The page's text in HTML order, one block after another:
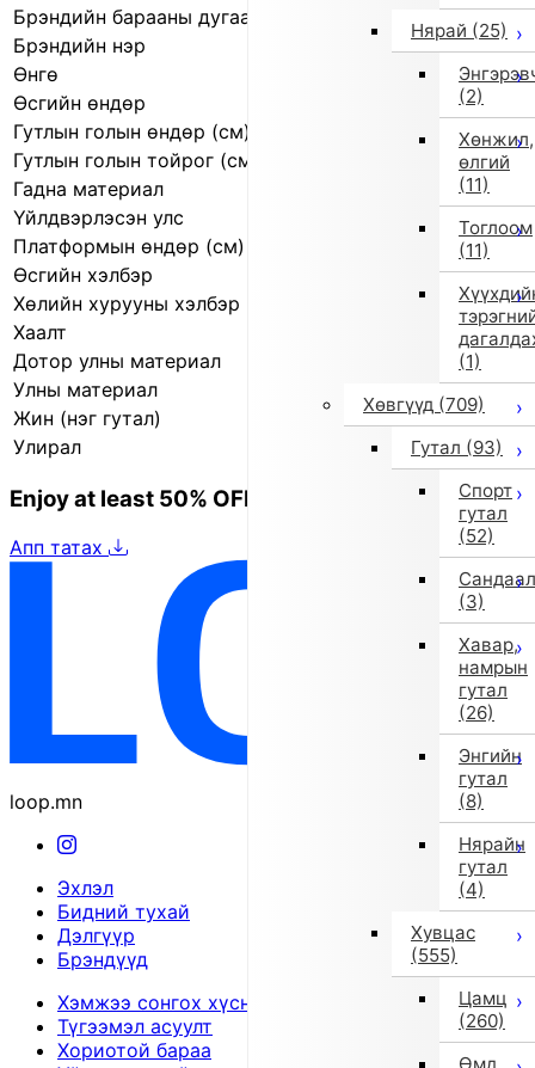
Нярай (25)
(2)
Хөнжил,
өлгий
(11)
Тоглоом
(11)
(1)
Хөвгүүд (709)
Гутал (93)
Спорт
гутал
(52)
Сандаал
(3)
Хавар,
намрын
гутал
(26)
Энгийн
гутал
(8)
Нярайн
гутал
(4)
Хувцас
(555)
Цамц
(260)
Брэндийн барааны дугаар
Брэндийн нэр
EU Comfort Shoes
Өнгө
Өсгийн өндөр
Гутлын голын өндөр (см)
Гутлын голын тойрог (см)
Гадна материал
Үйлдвэрлэсэн улс
Платформын өндөр (см)
Өсгийн хэлбэр
Хөлийн хурууны хэлбэр
Хаалт
Дотор улны материал
Улны материал
Жин (нэг гутал)
Улирал
2019 оны намар/өвөл
Enjoy at least 50% OFF Tokyo fashion
Апп татах
loop.mn
Эхлэл
Бидний тухай
Дэлгүүр
Брэндүүд
Хэмжээ сонгох хүснэгт
Түгээмэл асуулт
Хориотой бараа